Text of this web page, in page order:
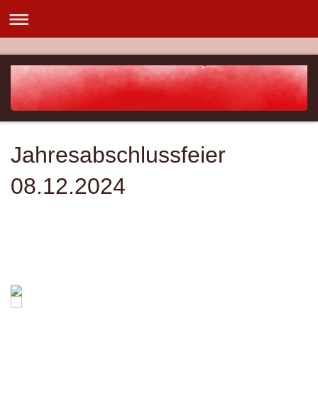
Jahresabschlussfeier
08.12.2024